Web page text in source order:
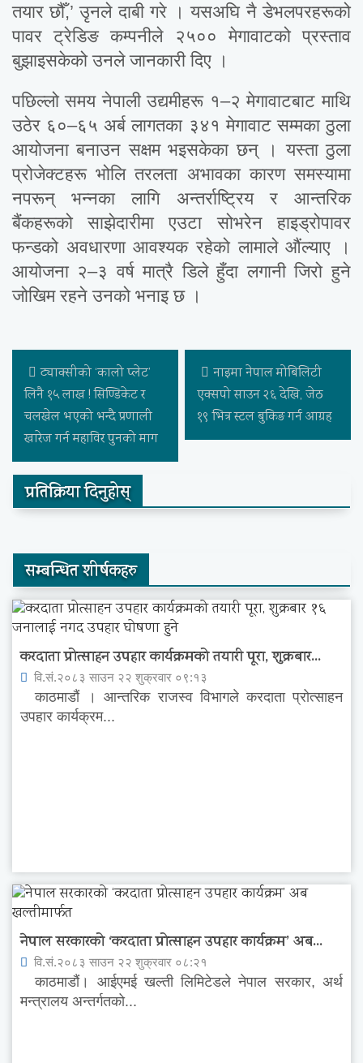
तयार छौँ,’ उृनले दाबी गरे । यसअघि नै डेभलपरहरूको
पावर ट्रेडिङ कम्पनीले २५०० मेगावाटको प्रस्ताव
बुझाइसकेको उनले जानकारी दिए ।
पछिल्लो समय नेपाली उद्यमीहरू १–२ मेगावाटबाट माथि
उठेर ६०–६५ अर्ब लागतका ३४१ मेगावाट सम्मका ठुला
आयोजना बनाउन सक्षम भइसकेका छन् । यस्ता ठुला
प्रोजेक्टहरू भोलि तरलता अभावका कारण समस्यामा
नपरून् भन्नका लागि अन्तर्राष्ट्रिय र आन्तरिक
बैंकहरूको साझेदारीमा एउटा सोभरेन हाइड्रोपावर
फन्डको अवधारणा आवश्यक रहेको लामाले औंल्याए ।
आयोजना २–३ वर्ष मात्रै डिले हुँदा लगानी जिरो हुने
जोखिम रहने उनको भनाइ छ ।
ट्याक्सीको ‘कालो प्लेट’
लिनै १५ लाख ! सिण्डिकेट र
चलखेल भएको भन्दै प्रणाली
खारेज गर्न महाविर पुनको माग
नाइमा नेपाल मोबिलिटी
एक्सपो साउन २६ देखि, जेठ
१९ भित्र स्टल बुकिङ गर्न आग्रह
प्रतिक्रिया दिनुहोस्
सम्बन्धित शीर्षकहरु
करदाता प्रोत्साहन उपहार कार्यक्रमको तयारी पूरा, शुक्रबार...
वि.सं.२०८३ साउन २२ शुक्रवार ०९:१३
काठमाडौं । आन्तरिक राजस्व विभागले करदाता प्रोत्साहन
उपहार कार्यक्रम...
नेपाल सरकारको ‘करदाता प्रोत्साहन उपहार कार्यक्रम’ अब...
वि.सं.२०८३ साउन २२ शुक्रवार ०८:२१
काठमाडौं। आईएमई खल्ती लिमिटेडले नेपाल सरकार, अर्थ
मन्त्रालय अन्तर्गतको...